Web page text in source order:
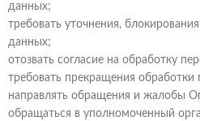
данных;
требовать уточнения,
данных;
отозвать согласие на обработку
требовать прекращения
направлять обращения и жалобы
обращаться в уполномоченный